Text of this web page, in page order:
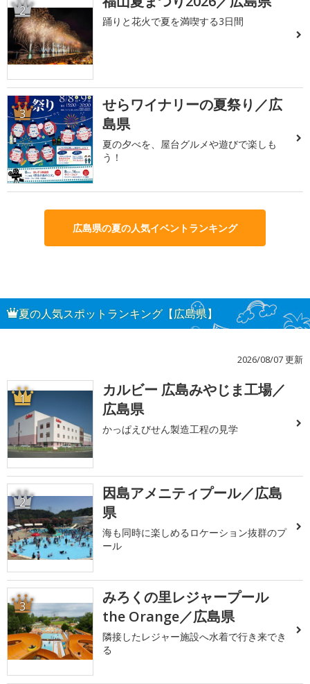
2
踊りと花火で夏を満喫する3日間
3
せらワイナリーの夏祭り／広
島県
夏の夕べを、屋台グルメや遊びで楽しも
う！
広島県の夏の人気イベントランキング
夏の人気スポットランキング【広島県】
2026/08/07 更新
1
カルビー 広島みやじま工場／
広島県
かっぱえびせん製造工程の見学
2
因島アメニティプール／広島
県
海も同時に楽しめるロケーション抜群のプ
ール
3
みろくの里レジャープール
the Orange／広島県
隣接したレジャー施設へ水着で行き来でき
る